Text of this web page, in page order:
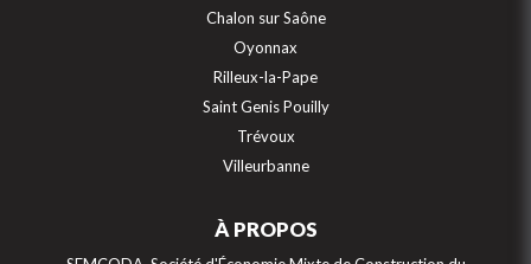
Chalon sur Saône
Oyonnax
Rilleux-la-Pape
Saint Genis Pouilly
Trévoux
Villeurbanne
À PROPOS